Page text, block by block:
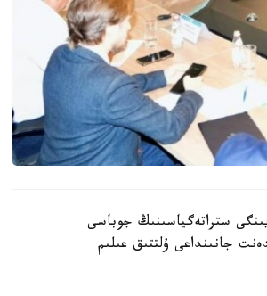
دامىتۋدىڭ 2036-جىلعا دەيىنگى ستراتەگياسىنىڭ جوباسى
جانىنداعى ۇلتتىق عىلىم